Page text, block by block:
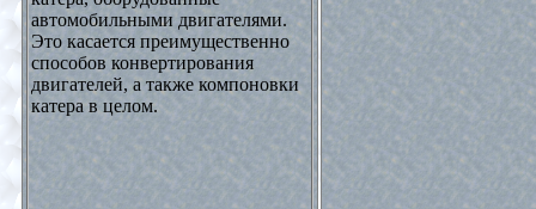
автомобильными двигателями.
Это касается преимущественно
способов конвертирования
двигателей, а также компоновки
катера в целом.